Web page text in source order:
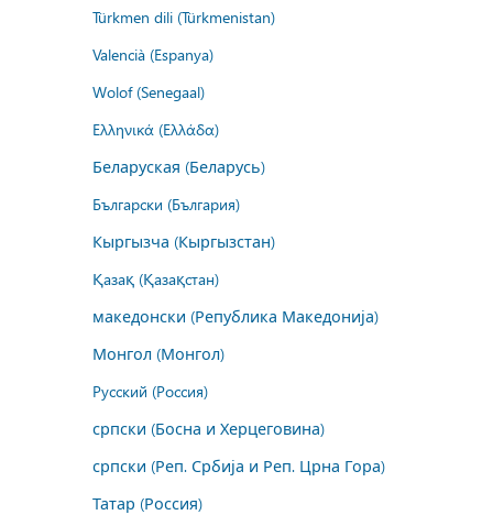
Türkmen dili (Türkmenistan)
Valencià (Espanya)
Wolof (Senegaal)
Ελληνικά (Ελλάδα)
Беларуская (Беларусь)
Български (България)
Кыргызча (Кыргызстан)
Қазақ (Қазақстан)
македонски (Република Македонија)
Монгол (Монгол)
Русский (Россия)
српски (Босна и Херцеговина)
српски (Реп. Србија и Реп. Црна Гора)
Татар (Россия)